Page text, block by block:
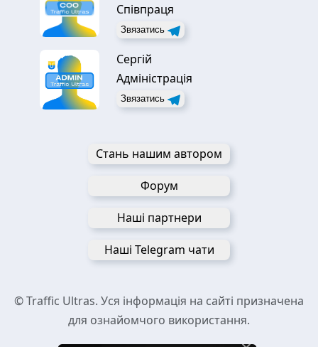
Співпраця
Звязатись
Сергій
Адміністрація
Звязатись
Стань нашим автором
Форум
Наші партнери
Наші Telegram чати
© Traffic Ultras. Уся інформація на сайті призначена
для ознайомчого використання.